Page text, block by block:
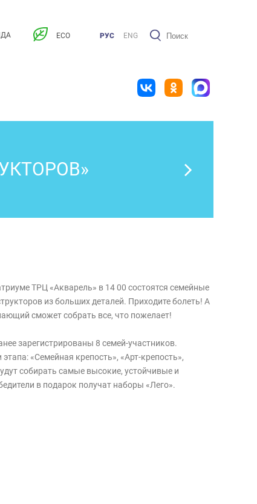
ECO РУС ENG
ТРЦ «Акварель» в 14 00 состоятся семейные
из больших деталей. Приходите болеть! А
сможет собрать все, что пожелает!
зарегистрированы 8 семей-участников.
«Семейная крепость», «Арт-крепость»,
собирать самые высокие, устойчивые и
в подарок получат наборы «Лего».